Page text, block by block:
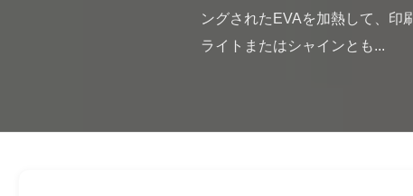
ングされたEVAを加熱して、印
ライトまたはシャインとも...